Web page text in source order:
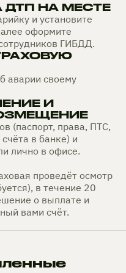
ДТП НА МЕСТЕ
и установите
оформите
ГИБДД.
аварии своему
И
(паспорт, права, ПТС,
в банке) и
лично в офисе.
проведёт осмотр
в течение 20
о выплате и
вами счёт.